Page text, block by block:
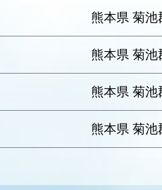
熊本県 菊池
熊本県 菊池
熊本県 菊池
熊本県 菊池